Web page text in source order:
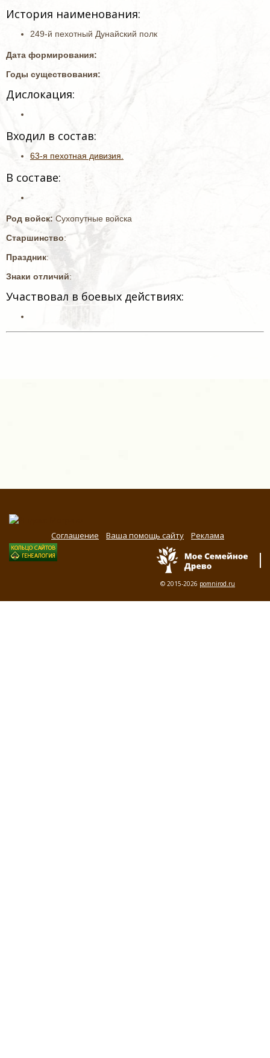
История наименования:
249-й пехотный Дунайский полк
Дата формирования:
Годы существования:
Дислокация:
Входил в состав:
63-я пехотная дивизия.
В составе:
Род войск: Сухопутные войска
Старшинство:
Праздник:
Знаки отличий:
Участвовал в боевых действиях:
Соглашение Ваша помощь сайту Реклама
© 2015-2026 pomnirod.ru